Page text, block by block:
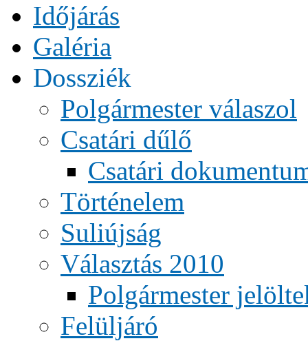
Időjárás
Galéria
Dossziék
Polgármester válaszol
Csatári dűlő
Csatári
Történelem
Suliújság
Választás 2010
Polgármester
Felüljáró